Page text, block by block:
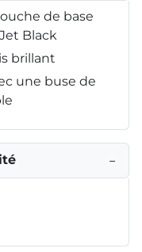
de base
Black
brillant
une buse de
−